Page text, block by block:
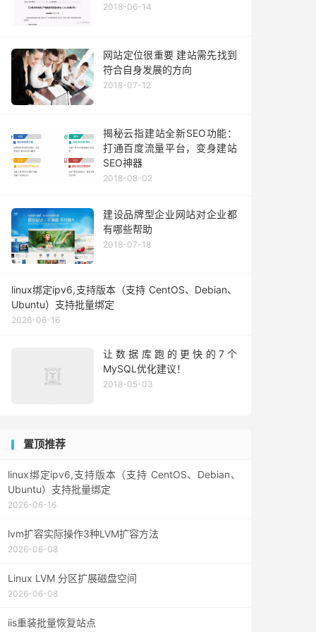
2018-06-14
网站定位很重要 建站需先找到
符合自身发展的方向
2018-07-12
揭秘云指建站全新SEO功能：
打通百度流量平台，变身建站
SEO神器
2018-08-02
建设品牌型企业网站对企业都
有哪些帮助
2018-07-18
linux绑定ipv6,支持版本（支持 CentOS、Debian、
Ubuntu）支持批量绑定
2026-06-16
让数据库跑的更快的7个
MySQL优化建议！
2018-05-03
置顶推荐
linux绑定ipv6,支持版本（支持 CentOS、Debian、
Ubuntu）支持批量绑定
2026-06-16
lvm扩容实际操作3种LVM扩容方法
2026-06-08
Linux LVM 分区扩展磁盘空间
2026-06-08
iis重装批量恢复站点